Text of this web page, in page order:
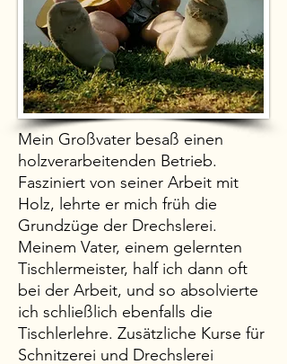
Mein Großvater besaß einen
holzverarbeitenden Betrieb.
Fasziniert von seiner Arbeit mit
Holz, lehrte er mich früh die
Grundzüge der Drechslerei.
Meinem Vater, einem gelernten
Tischlermeister, half ich dann oft
bei der Arbeit, und so absolvierte
ich schließlich ebenfalls die
Tischlerlehre. Zusätzliche Kurse für
Schnitzerei und Drechslerei